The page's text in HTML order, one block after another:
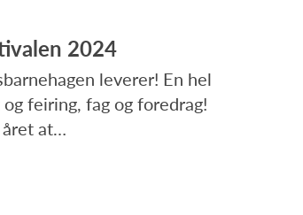
2024
leverer! En hel
feiring, fag og foredrag!
at…